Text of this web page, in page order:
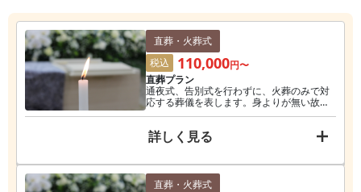
直葬・火葬式
税込
110,000円〜
直葬プラン
通夜式、告別式を行わずに、火葬のみで対
応する葬儀を表します。身よりが無い故人
様の葬儀として選ばれる事が多い方法で
詳しく見る
直葬・火葬式